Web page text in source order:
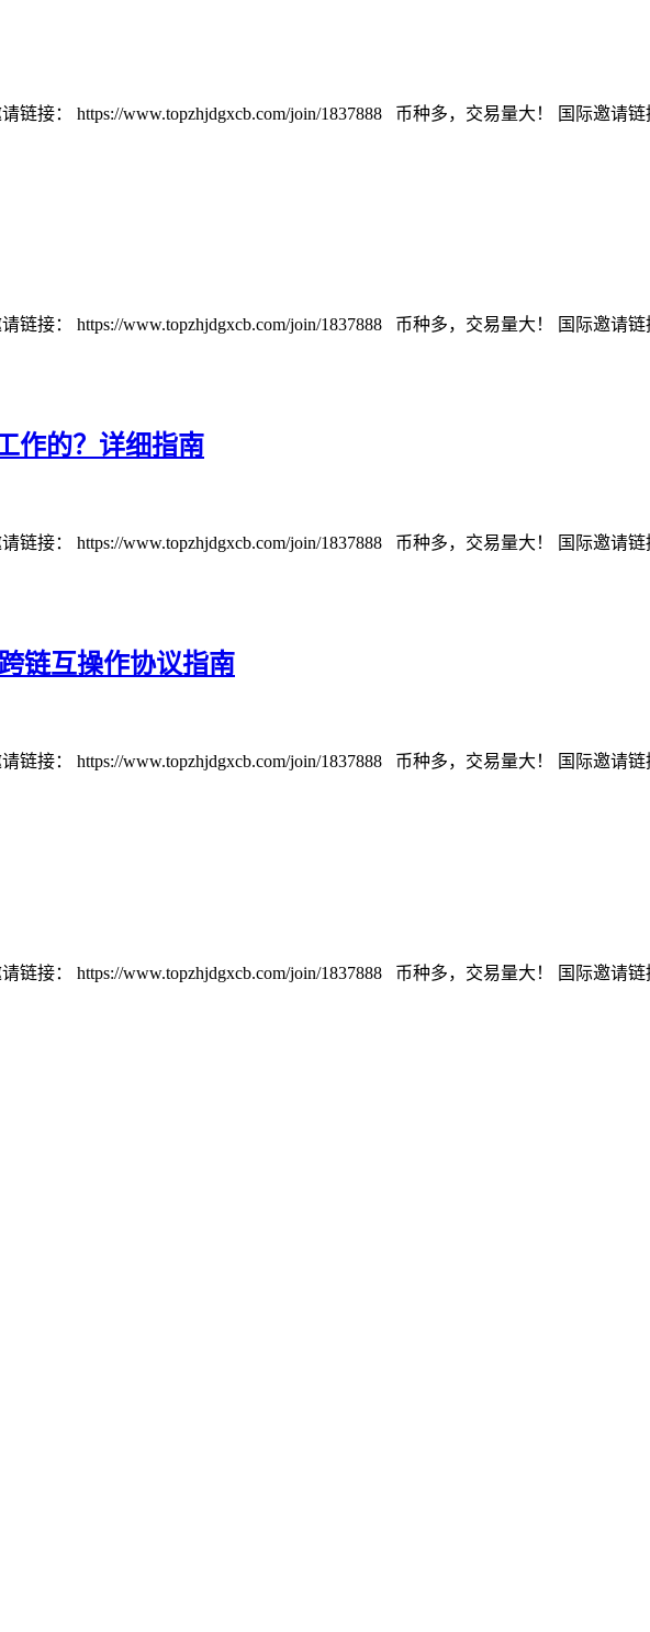
接： https://www.topzhjdgxcb.com/join/1837888 币种多，交易量大！ 国际邀请链
接： https://www.topzhjdgxcb.com/join/1837888 币种多，交易量大！ 国际邀请链
作的？详细指南
接： https://www.topzhjdgxcb.com/join/1837888 币种多，交易量大！ 国际邀请链
链互操作协议指南
接： https://www.topzhjdgxcb.com/join/1837888 币种多，交易量大！ 国际邀请链
接： https://www.topzhjdgxcb.com/join/1837888 币种多，交易量大！ 国际邀请链